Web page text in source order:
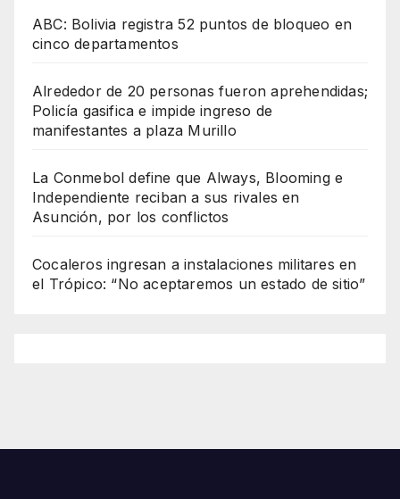
ABC: Bolivia registra 52 puntos de bloqueo en
cinco departamentos
Alrededor de 20 personas fueron aprehendidas;
Policía gasifica e impide ingreso de
manifestantes a plaza Murillo
La Conmebol define que Always, Blooming e
Independiente reciban a sus rivales en
Asunción, por los conflictos
Cocaleros ingresan a instalaciones militares en
el Trópico: “No aceptaremos un estado de sitio”